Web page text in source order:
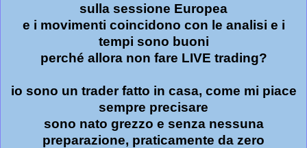
sulla sessione Europea
e i movimenti coincidono con le analisi e i
tempi sono buoni
perché allora non fare LIVE trading?
io sono un trader fatto in casa, come mi piace
sempre precisare
sono nato grezzo e senza nessuna
preparazione, praticamente da zero